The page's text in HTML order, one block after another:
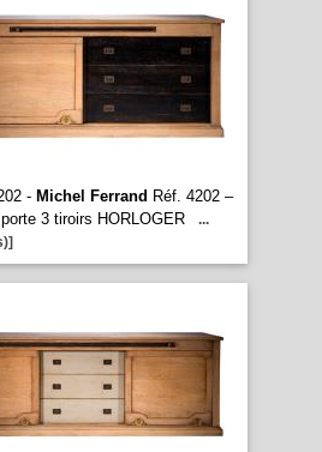
- Michel Ferrand Réf. 4202 –
3 tiroirs HORLOGER
...